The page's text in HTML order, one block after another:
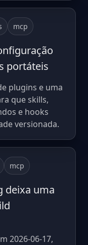
mcp
portáteis
plugins e uma
que skills,
e hooks
versionada.
mcp
deixa uma
2026-06-17,